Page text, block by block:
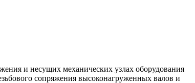
и несущих механических узлах оборудования
сопряжения высоконагруженных валов и